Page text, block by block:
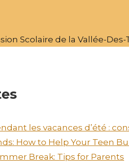
Scolaire de la Vallée-Des-
les vacances d’été :
How to Help Your Teen
Break: Tips for Parents